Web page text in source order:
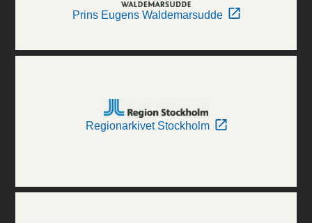
Prins Eugens Waldemarsudde
Regionarkivet Stockholm